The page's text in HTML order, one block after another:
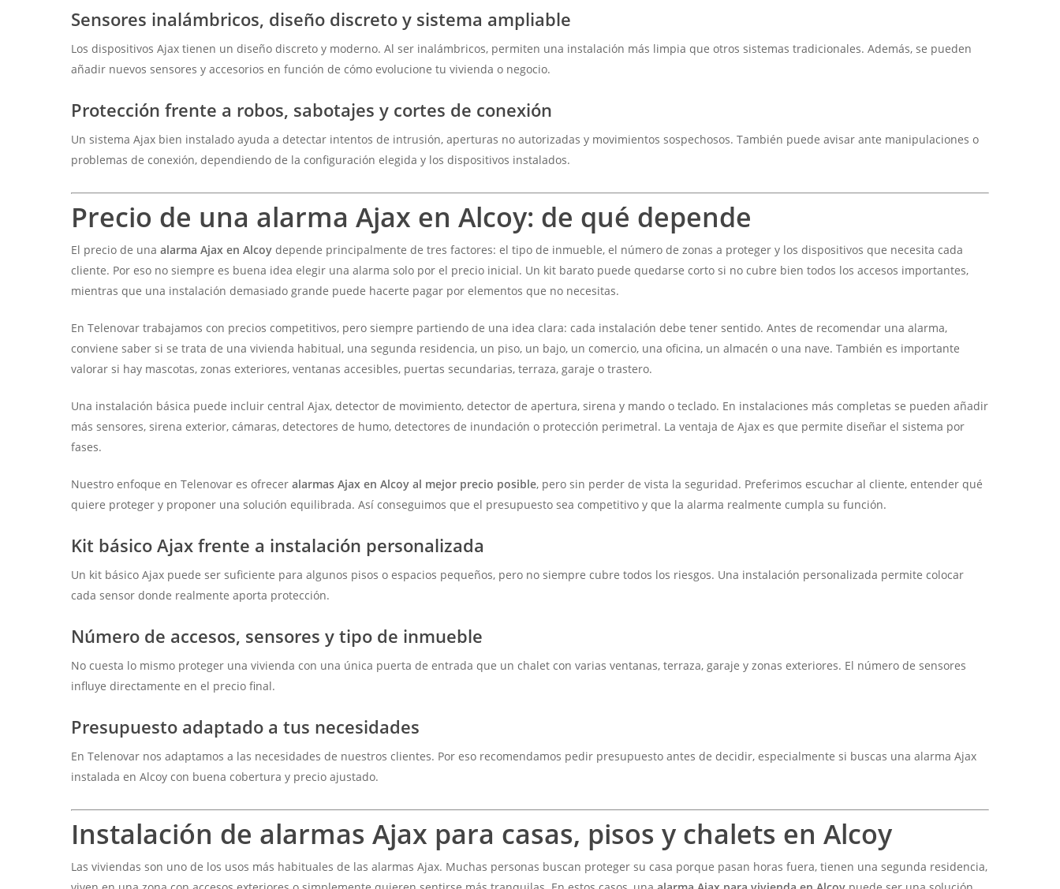
Sensores inalámbricos, diseño discreto y sistema ampliable
Los dispositivos Ajax tienen un diseño discreto y moderno. Al ser inalámbricos, permiten una instalación más limpia que otros sistemas tradicionales. Además, se pueden
añadir nuevos sensores y accesorios en función de cómo evolucione tu vivienda o negocio.
Protección frente a robos, sabotajes y cortes de conexión
Un sistema Ajax bien instalado ayuda a detectar intentos de intrusión, aperturas no autorizadas y movimientos sospechosos. También puede avisar ante manipulaciones o
problemas de conexión, dependiendo de la configuración elegida y los dispositivos instalados.
Precio de una alarma Ajax en Alcoy: de qué depende
El precio de unaalarma Ajax en Alcoy depende principalmente de tres factores: el tipo de inmueble, el número de zonas a proteger y los dispositivos que necesita cada
cliente. Por eso no siempre es buena idea elegir una alarma solo por el precio inicial. Un kit barato puede quedarse corto si no cubre bien todos los accesos importantes,
mientras que una instalación demasiado grande puede hacerte pagar por elementos que no necesitas.
En Telenovar trabajamos con precios competitivos, pero siempre partiendo de una idea clara: cada instalación debe tener sentido. Antes de recomendar una alarma,
conviene saber si se trata de una vivienda habitual, una segunda residencia, un piso, un bajo, un comercio, una oficina, un almacén o una nave. También es importante
valorar si hay mascotas, zonas exteriores, ventanas accesibles, puertas secundarias, terraza, garaje o trastero.
Una instalación básica puede incluir central Ajax, detector de movimiento, detector de apertura, sirena y mando o teclado. En instalaciones más completas se pueden añadir
más sensores, sirena exterior, cámaras, detectores de humo, detectores de inundación o protección perimetral. La ventaja de Ajax es que permite diseñar el sistema por
fases.
Nuestro enfoque en Telenovar es ofreceralarmas Ajax en Alcoy al mejor precio posible, pero sin perder de vista la seguridad. Preferimos escuchar al cliente, entender qué
quiere proteger y proponer una solución equilibrada. Así conseguimos que el presupuesto sea competitivo y que la alarma realmente cumpla su función.
Kit básico Ajax frente a instalación personalizada
Un kit básico Ajax puede ser suficiente para algunos pisos o espacios pequeños, pero no siempre cubre todos los riesgos. Una instalación personalizada permite colocar
cada sensor donde realmente aporta protección.
Número de accesos, sensores y tipo de inmueble
No cuesta lo mismo proteger una vivienda con una única puerta de entrada que un chalet con varias ventanas, terraza, garaje y zonas exteriores. El número de sensores
influye directamente en el precio final.
Presupuesto adaptado a tus necesidades
En Telenovar nos adaptamos a las necesidades de nuestros clientes. Por eso recomendamos pedir presupuesto antes de decidir, especialmente si buscas una alarma Ajax
instalada en Alcoy con buena cobertura y precio ajustado.
Instalación de alarmas Ajax para casas, pisos y chalets en Alcoy
Las viviendas son uno de los usos más habituales de las alarmas Ajax. Muchas personas buscan proteger su casa porque pasan horas fuera, tienen una segunda residencia,